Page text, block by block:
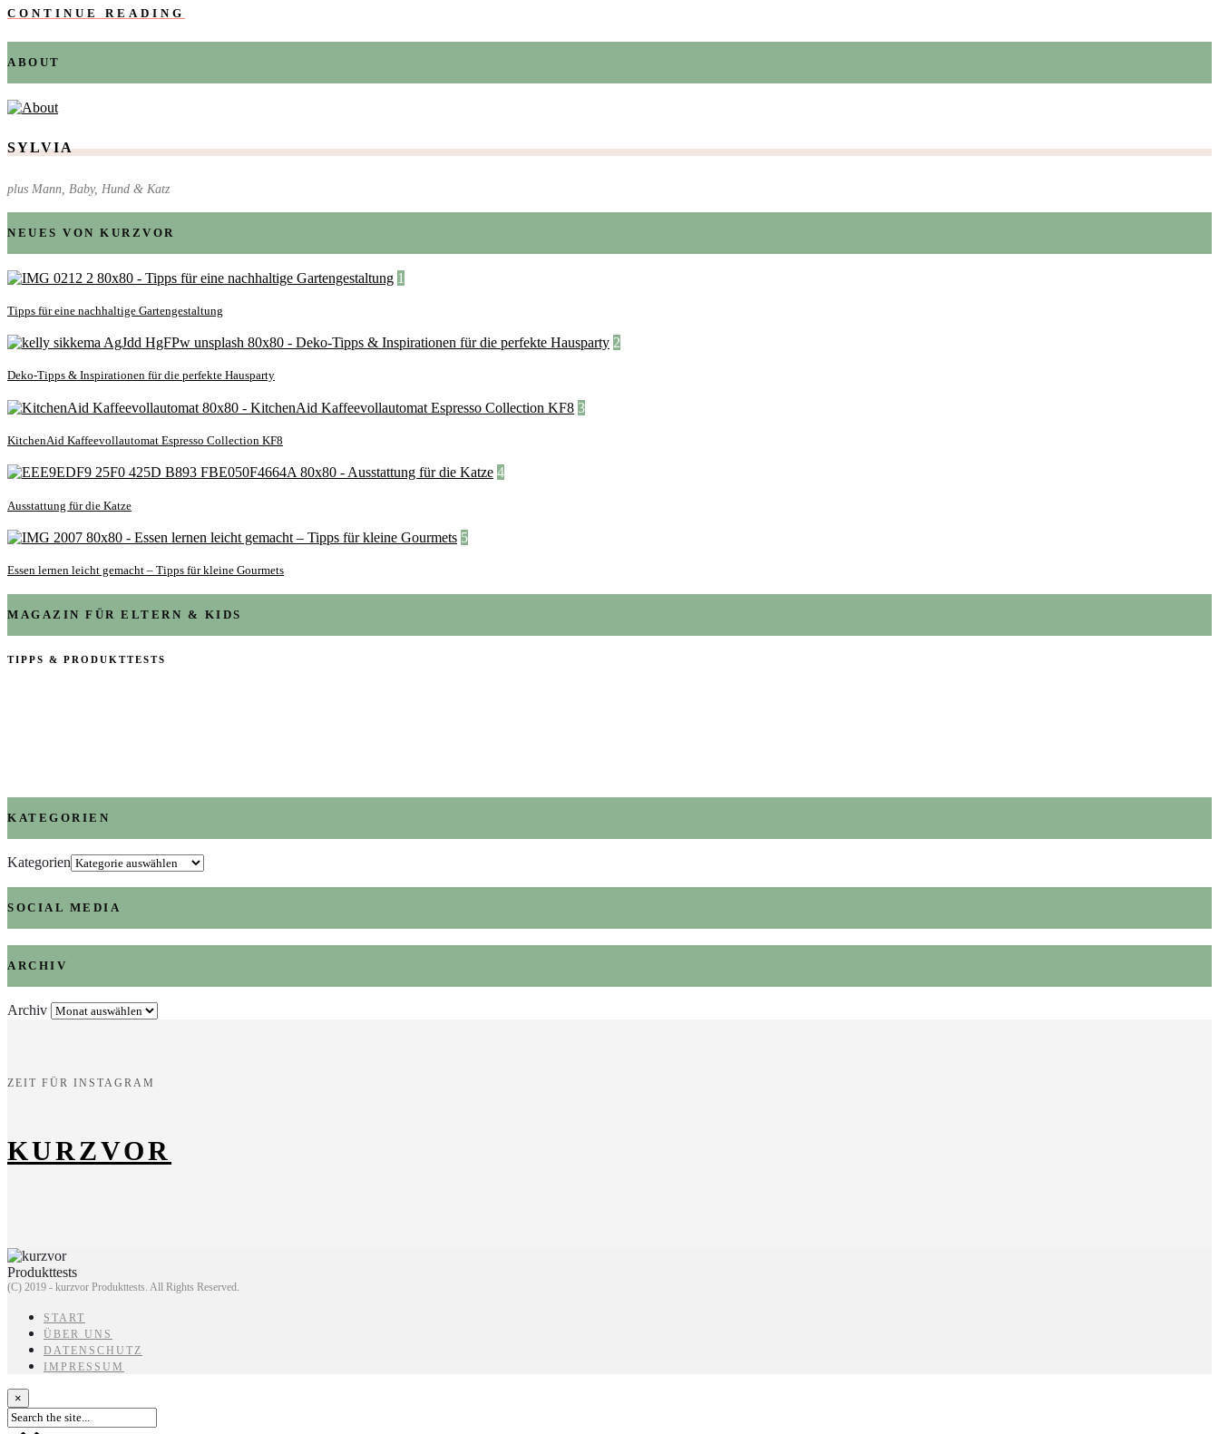
CONTINUE READING
ABOUT
SYLVIA
plus Mann, Baby, Hund & Katz
NEUES VON KURZVOR
1
Tipps für eine nachhaltige Gartengestaltung
2
Deko-Tipps & Inspirationen für die perfekte Hausparty
3
KitchenAid Kaffeevollautomat Espresso Collection KF8
4
Ausstattung für die Katze
5
Essen lernen leicht gemacht – Tipps für kleine Gourmets
MAGAZIN FÜR ELTERN & KIDS
TIPPS & PRODUKTTESTS
KATEGORIEN
Kategorien
SOCIAL MEDIA
ARCHIV
Archiv
ZEIT FÜR INSTAGRAM
KURZVOR
(C) 2019 - kurzvor Produkttests. All Rights Reserved.
START
ÜBER UNS
DATENSCHUTZ
IMPRESSUM
×